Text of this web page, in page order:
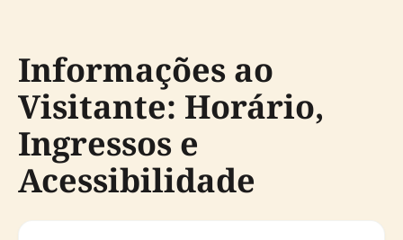
Informações ao
Visitante: Horário,
Ingressos e
Acessibilidade